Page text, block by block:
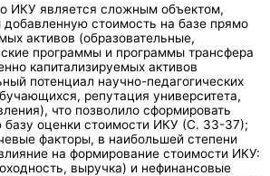
ИКУ является сложным объектом,
стоимость на базе прямо
активов (образовательные,
программы и программы трансфера
капитализируемых активов
потенциал научно-педагогических
репутация университета,
что позволило сформировать
базу оценки стоимости ИКУ (С. 33-37);
факторы, в наибольшей степени
на формирование стоимости ИКУ:
выручка) и нефинансовые